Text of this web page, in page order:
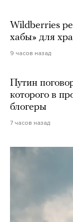
Wildberries
хабы» для
9 часов назад
Путин
которого в
блогеры
7 часов назад